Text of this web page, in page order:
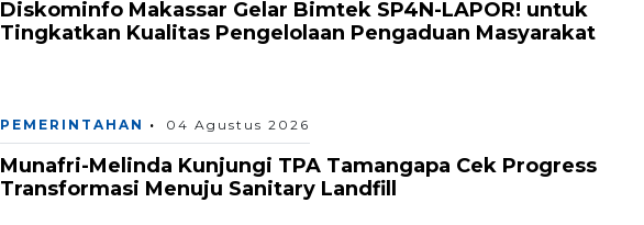
Diskominfo Makassar Gelar Bimtek SP4N-LAPOR! untuk
Tingkatkan Kualitas Pengelolaan Pengaduan Masyarakat
PEMERINTAHAN 04 Agustus 2026
Munafri-Melinda Kunjungi TPA Tamangapa Cek Progress
Transformasi Menuju Sanitary Landfill